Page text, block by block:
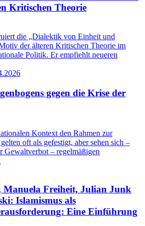
Kritischen Theorie
die „Dialektik von Einheit und
der älteren Kritischen Theorie im
Politik. Er empfiehlt neueren
gegen die Krise der
Kontext den Rahmen zur
oft als gefestigt, aber sehen sich –
Gewaltverbot – regelmäßigen
Manuela Freiheit, Julian Junk
Islamismus als
Eine Einführung